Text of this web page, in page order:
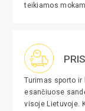
teikiamos
Turimas sporto ir
esančiuose
visoje Lietuvoje.